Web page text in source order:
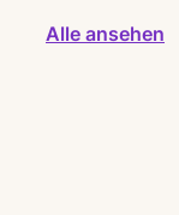
Alle ansehen